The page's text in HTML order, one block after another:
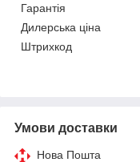
Гарантія
Дилерська ціна
Штрихкод
Умови доставки
Нова Пошта